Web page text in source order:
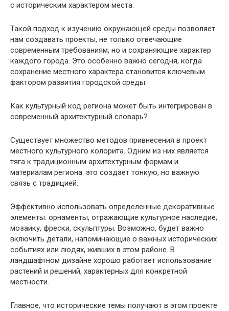
с историческим характером места.
Такой подход к изучению окружающей среды позволяет
нам создавать проекты, не только отвечающие
современным требованиям, но и сохраняющие характер
каждого города. Это особенно важно сегодня, когда
сохранение местного характера становится ключевым
фактором развития городской среды.
Как культурный код региона может быть интегрирован в
современный архитектурный словарь?
Существует множество методов привнесения в проект
местного культурного колорита. Одним из них является
тяга к традиционным архитектурным формам и
материалам региона: это создает тонкую, но важную
связь с традицией.
Эффективно использовать определенные декоративные
элементы: орнаменты, отражающие культурное наследие,
мозаику, фрески, скульптуры. Возможно, будет важно
включить детали, напоминающие о важных исторических
событиях или людях, живших в этом районе. В
ландшафтном дизайне хорошо работает использование
растений и решений, характерных для конкретной
местности.
Главное, что исторические темы получают в этом проекте